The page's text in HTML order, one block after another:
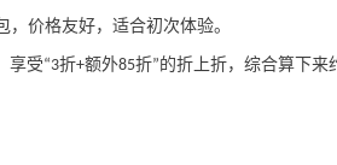
价格友好，适合初次体验。
享受“3折+额外85折”的折上折，综合算下来
2024黑五海